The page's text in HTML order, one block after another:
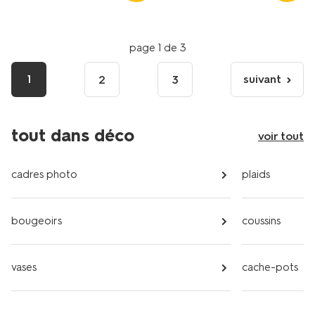
page 1 de 3
1 2 3
page
suivante
suivant
tout dans déco voir tout
cadres photo
bougeoirs
vases
plaids
coussins
cache-pots